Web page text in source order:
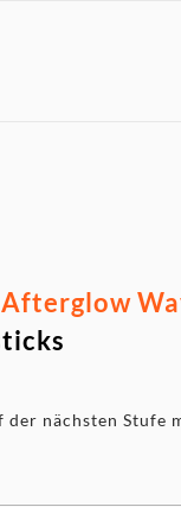
nächsten Stufe